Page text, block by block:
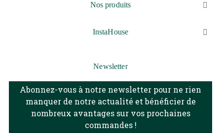
Nos produits 
InstaHouse 
Newsletter
Abonnez-vous à notre newsletter pour ne rien
manquer de notre actualité et bénéficier de
nombreux avantages sur vos prochaines
commandes !